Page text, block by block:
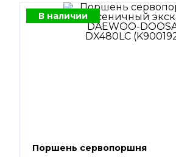
В наличии
Поршень сервопоршня